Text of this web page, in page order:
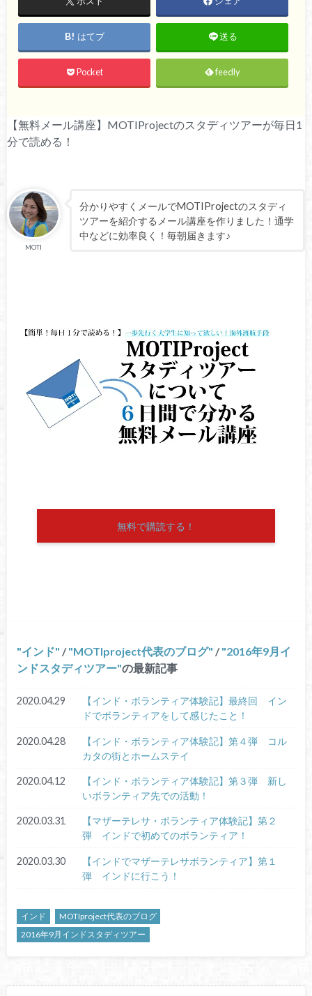
はてブ 送る
Pocket feedly
【無料メール講座】MOTIProjectのスタディツアーが毎日1
分で読める！
MOTI
分かりやすくメールでMOTIProjectのスタディ
ツアーを紹介するメール講座を作りました！通学
中などに効率良く！毎朝届きます♪
無料で購読する！
インド / MOTIproject代表のブログ / 2016年9月イ
ンドスタディツアー の最新記事
2020.04.29
【インド・ボランティア体験記】最終回 イン
ドでボランティアをして感じたこと！
2020.04.28
【インド・ボランティア体験記】第４弾 コル
カタの街とホームステイ
2020.04.12
【インド・ボランティア体験記】第３弾 新し
いボランティア先での活動！
2020.03.31
【マザーテレサ・ボランティア体験記】第２
弾 インドで初めてのボランティア！
2020.03.30
【インドでマザーテレサボランティア】第１
弾 インドに行こう！
インド
MOTIproject代表のブログ
2016年9月インドスタディツアー